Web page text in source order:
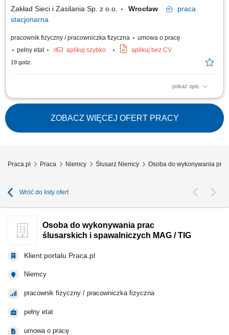
Zakład Sieci i Zasilania Sp. z o.o. Wrocław
praca
stacjonarna
pracownik fizyczny / pracowniczka fizyczna
umowa o pracę
pełny etat
aplikuj szybko aplikuj bez CV
19 godz.
pokaż opis
Prace ślusarskie na warsztacie i budowie, Obsługiwanie specjalnych
maszyn, Wykonywaniem prac o charakterze spawalniczo-konstrukcyjnym,
Dbałość o porządek i czystość stanowiska pracy, w tym wykorzystywanych
ZOBACZ WIĘCEJ OFERT PRACY
Praca.pl Praca Niemcy Ślusarz Niemcy Osoba do wykonywania
Wróć do listy ofert
Osoba do wykonywania prac
ślusarskich i spawalniczych MAG / TIG
Klient portalu Praca.pl
Niemcy
pracownik fizyczny / pracowniczka fizyczna
pełny etat
umowa o pracę